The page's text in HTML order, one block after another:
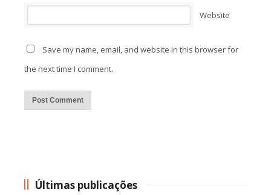
Website
Save my name, email, and website in this browser for
the next time I comment.
Últimas publicações